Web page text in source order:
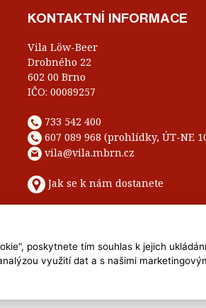
KONTAKTNÍ INFORMACE
Vila Löw-Beer
Drobného 22
602 00 Brno
IČO: 00089257
733 542 400
607 089 968 (prohlídky, ÚT-NE
vila@vila.mbrn.cz
Jak se k nám dostanete
Reserved Muzeum Brněnska © 2020,
poskytnete tím souhlas k jejich
využití dat a s našimi